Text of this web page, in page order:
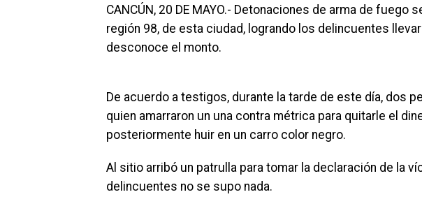
CANCÚN, 20 DE MAYO.- Detonaciones de arma de fuego
región 98, de esta ciudad, logrando los delincuentes
desconoce el monto.
De acuerdo a testigos, durante la tarde de este día, dos
quien amarraron un una contra métrica para quitarle el
posteriormente huir en un carro color negro.
Al sitio arribó un patrulla para tomar la declaración de la
delincuentes no se supo nada.